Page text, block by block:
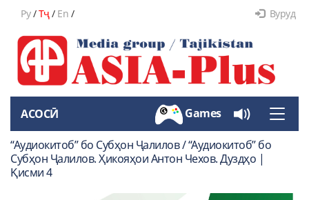
Ру/Тҷ/ En / Вуруд
Toggle
АСОСӢ Games
“Аудиокитоб” бо Субҳон Ҷалилов / “Аудиокитоб” бо
Субҳон Ҷалилов. Ҳикояҳои Антон Чехов. Дуздҳо |
Қисми 4